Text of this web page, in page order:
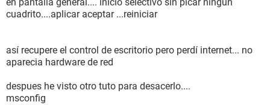
Nombre de usuario x
Dominio de inicio de sesi?n [ TRIAL VERSION ]
Placa base:
Tipo de CPU Mobile DualCore Intel Core 2 Duo T6600, 2200
Nombre de la placa base Hewlett-Packard HP Pavilion dv6
Notebook PC
cuadrito....aplicar aceptar ...reiniciar
así recupere el control de escritorio pero perdí internet... no
aparecia hardware de red
despues he visto otro tuto para desacerlo....
msconfig